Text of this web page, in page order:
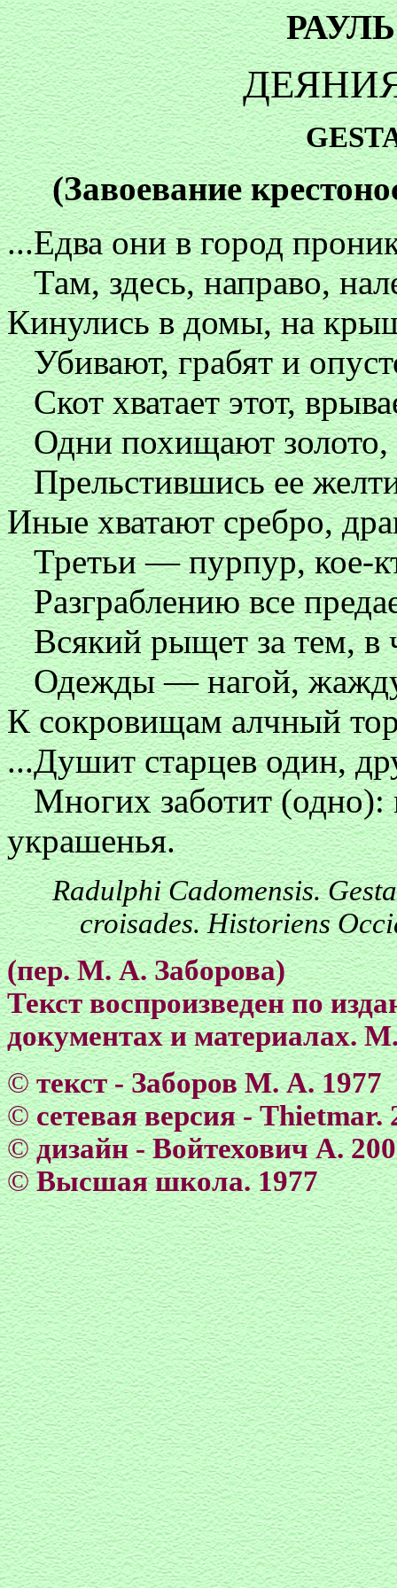
(Завоевание
...Едва они в город
Там, здесь, направо,
Кинулись в домы, на
Убивают, грабят и
Скот хватает этот,
Одни похищают золото,
Прельстившись ее
Иные хватают сребро,
Третьи — пурпур, кое-
Разграблению все
Всякий рыщет за тем, в
Одежды — нагой,
К сокровищам алчный
...Душит старцев один,
Многих заботит (одно):
украшенья.
Radulphi Cadomensis.
croisades. Historiens
(пер. М. А. Заборова)
Текст воспроизведен по
документах и материалах.
© текст - Заборов М. А. 1977
©сетевая версия - Тhietmar.
© дизайн - Войтехович А.
© Высшая школа. 1977